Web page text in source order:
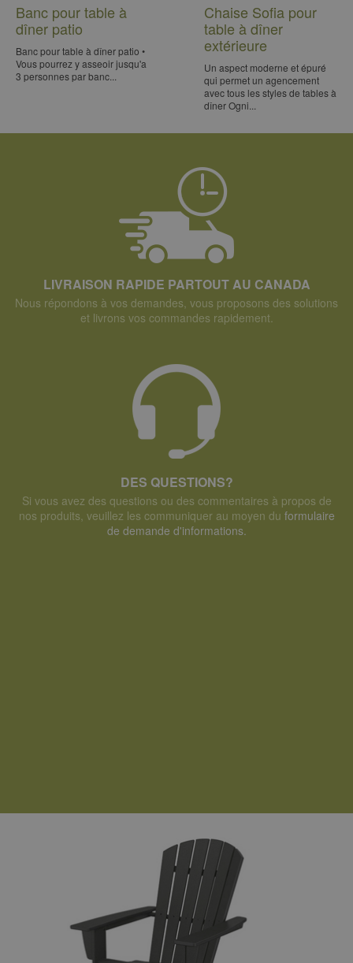
Banc pour table à
dîner patio
Banc pour table à dîner patio •
Vous pourrez y asseoir jusqu'a
3 personnes par banc...
Chaise Sofia pour
table à dîner
extérieure
Un aspect moderne et épuré
qui permet un agencement
avec tous les styles de tables à
dîner Ogni...
LIVRAISON RAPIDE PARTOUT AU CANADA
Nous répondons à vos demandes, vous proposons des solutions
et livrons vos commandes rapidement.
DES QUESTIONS?
Si vous avez des questions ou des commentaires à propos de
nos produits, veuillez les communiquer au moyen du formulaire
de demande d'informations.